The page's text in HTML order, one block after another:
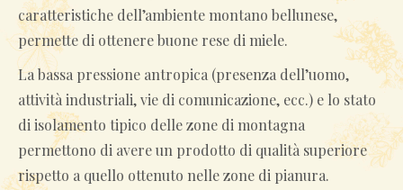
caratteristiche dell’ambiente montano bellunese,
permette di ottenere buone rese di miele.
La bassa pressione antropica (presenza dell’uomo,
attività industriali, vie di comunicazione, ecc.) e lo stato
di isolamento tipico delle zone di montagna
permettono di avere un prodotto di qualità superiore
rispetto a quello ottenuto nelle zone di pianura.